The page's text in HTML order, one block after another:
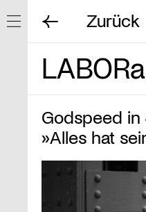
Zurück
LABORa
Godspeed in
»Alles hat